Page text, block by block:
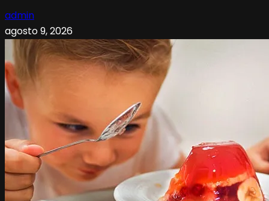
admin
agosto 9, 2026